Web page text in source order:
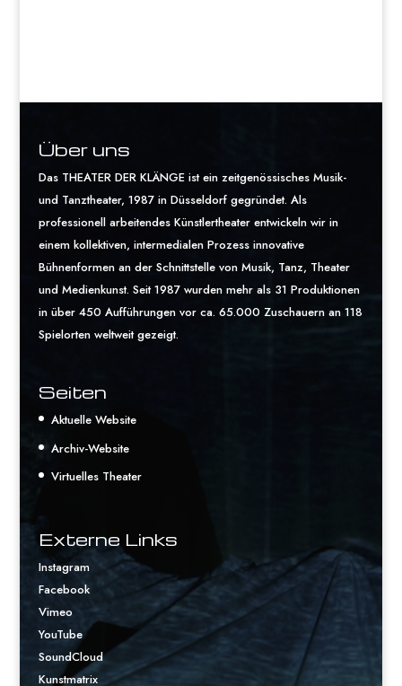
Über uns
Das THEATER DER KLÄNGE ist ein zeitgenössisches Musik-
und Tanztheater, 1987 in Düsseldorf gegründet. Als
professionell arbeitendes Künstlertheater entwickeln wir in
einem kollektiven, intermedialen Prozess innovative
Bühnenformen an der Schnittstelle von Musik, Tanz, Theater
und Medienkunst. Seit 1987 wurden mehr als 31 Produktionen
in über 450 Aufführungen vor ca. 65.000 Zuschauern an 118
Spielorten weltweit gezeigt.
Seiten
Aktuelle Website
Archiv-Website
Virtuelles Theater
Externe Links
Instagram
Facebook
Vimeo
YouTube
SoundCloud
Kunstmatrix